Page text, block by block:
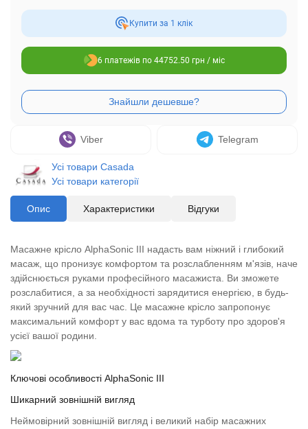
Купити за 1 клiк
6 платежів по 44752.50 грн / міс
Viber Telegram
Усі товари Casada
Усі товари категорії
Опис Характеристики Відгуки
Масажне крісло AlphaSonic III надасть вам ніжний і глибокий
масаж, що пронизує комфортом та розслабленням м'язів, наче
здійснюється руками професійного масажиста. Ви зможете
розслабитися, а за необхідності зарядитися енергією, в будь-
який зручний для вас час. Це масажне крісло запропонує
максимальний комфорт у вас вдома та турботу про здоров'я
усієї вашої родини.
Ключові особливості AlphaSonic III
Шикарний зовнішній вигляд
Неймовірний зовнішній вигляд і великий набір масажних